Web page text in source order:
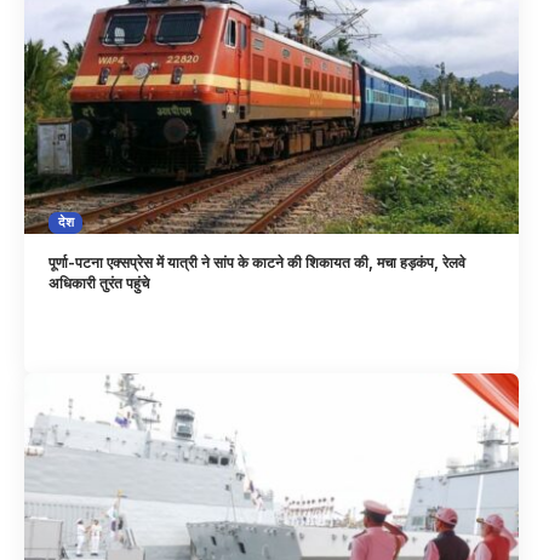
देश
पूर्णा-पटना एक्सप्रेस में यात्री ने सांप के काटने की शिकायत की, मचा हड़कंप, रेलवे
अधिकारी तुरंत पहुंचे